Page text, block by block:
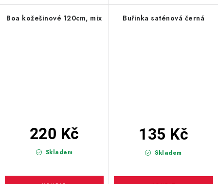
Boa kožešinové 120cm, mix
Skladem
220 Kč
Buřinka saténová černá
Skladem
135 Kč